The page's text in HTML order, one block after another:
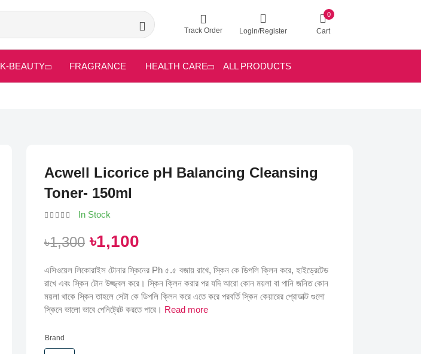
Track Order Login/Register
0
Cart
K-BEAUTY FRAGRANCE HEALTH CARE ALL PRODUCTS
Acwell Licorice pH Balancing Cleansing
Toner- 150ml
In Stock
৳1,300 ৳1,100
এসিওয়েল লিকোরাইস টোনার স্কিনের Ph ৫.৫ বজায় রাখে, স্কিন কে ডিপলি ক্লিন করে, হাইড্রেটেড
রাখে এবং স্কিন টোন উজ্জ্বল করে। স্কিন ক্লিন করার পর যদি আরো কোন ময়লা বা পানি জনিত কোন
ময়লা থাকে স্কিন তাহলে সেটা কে ডিপলি ক্লিন করে এতে করে পরবর্তি স্কিন কেয়ারের প্রোডাক্ট গুলো
স্কিনে ভালো ভাবে পেনিট্রেট করতে পারে। Read more
Brand